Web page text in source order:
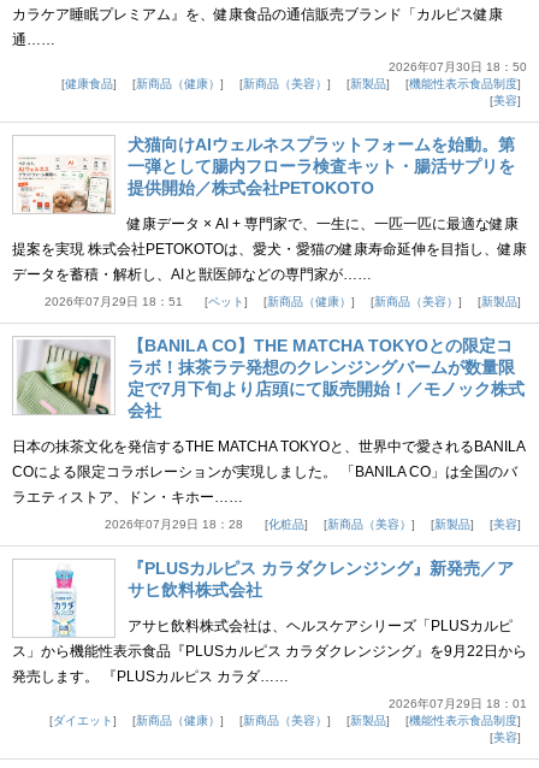
カラケア睡眠プレミアム』を、健康食品の通信販売ブランド「カルピス健康
通……
2026年07月30日 18：50
健康食品
新商品（健康） 新商品（美容） 新製品
機能性表示食品制度
美容
犬猫向けAIウェルネスプラットフォームを始動。第
一弾として腸内フローラ検査キット・腸活サプリを
提供開始／株式会社PETOKOTO
健康データ × AI + 専門家で、一生に、一匹一匹に最適な健康
提案を実現 株式会社PETOKOTOは、愛犬・愛猫の健康寿命延伸を目指し、健康
データを蓄積・解析し、AIと獣医師などの専門家が……
2026年07月29日 18：51 ペット 新商品（健康） 新商品（美容） 新製品
【BANILA CO】THE MATCHA TOKYOとの限定コ
ラボ！抹茶ラテ発想のクレンジングバームが数量限
定で7月下旬より店頭にて販売開始！／モノック株式
会社
日本の抹茶文化を発信するTHE MATCHA TOKYOと、世界中で愛されるBANILA
COによる限定コラボレーションが実現しました。 「BANILA CO」は全国のバ
ラエティストア、ドン・キホー……
2026年07月29日 18：28 化粧品 新商品（美容） 新製品 美容
『PLUSカルピス カラダクレンジング』新発売／ア
サヒ飲料株式会社
アサヒ飲料株式会社は、ヘルスケアシリーズ「PLUSカルピ
ス」から機能性表示食品『PLUSカルピス カラダクレンジング』を9月22日から
発売します。 『PLUSカルピス カラダ……
2026年07月29日 18：01
ダイエット
新商品（健康） 新商品（美容） 新製品
機能性表示食品制度
美容